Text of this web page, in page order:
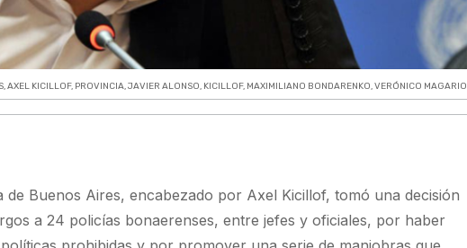
,AXEL KICILLOF, PROVINCIA,JAVIER ALONSO, KICILLOF, MAXIMILIANO BONDARENKO,VERÓNICO MAGARIO
de Buenos Aires, encabezado por Axel Kicillof, tomó una decisión
a 24 policías bonaerenses, entre jefes y oficiales, por haber